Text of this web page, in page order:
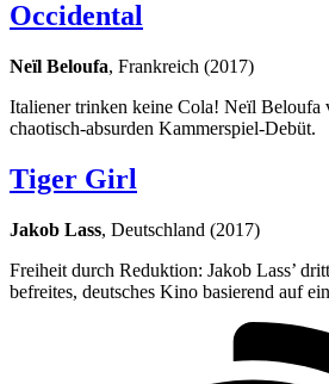
Occidental
Neïl Beloufa, Frankreich (2017)
Italiener trinken keine Cola! Neïl Beloufa
chaotisch-absurden Kammerspiel-Debüt.
Tiger Girl
Jakob Lass, Deutschland (2017)
Freiheit durch Reduktion: Jakob Lass’
befreites, deutsches Kino basierend auf